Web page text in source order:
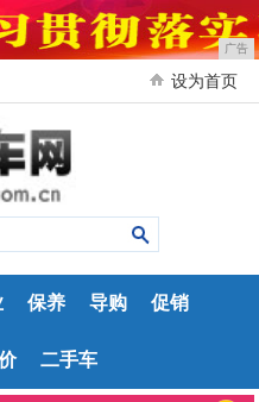
广告
设为首页
保养 导购 促销
二手车